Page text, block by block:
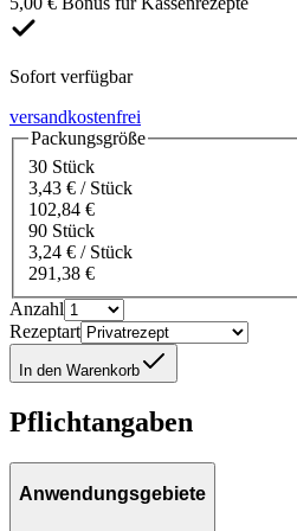
Sofort verfügbar
versandkostenfrei
Packungsgröße
30 Stück
3,43 € / Stück
102,84 €
90 Stück
3,24 € / Stück
291,38 €
Anzahl
Rezeptart
In den Warenkorb
Pflichtangaben
Anwendungsgebiete